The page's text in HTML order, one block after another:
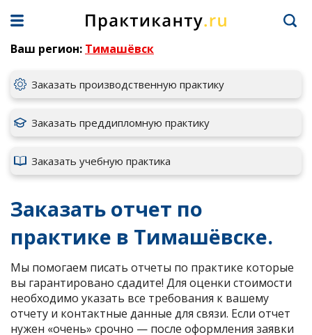
Ваш регион: Тимашёвск
Заказать производственную практику
Заказать преддипломную практику
Заказать учебную практика
Заказать отчет по
практике в Тимашёвске.
Мы помогаем писать отчеты по практике которые
вы гарантировано сдадите! Для оценки стоимости
необходимо указать все требования к вашему
отчету и контактные данные для связи. Если отчет
нужен «очень» срочно — после оформления заявки